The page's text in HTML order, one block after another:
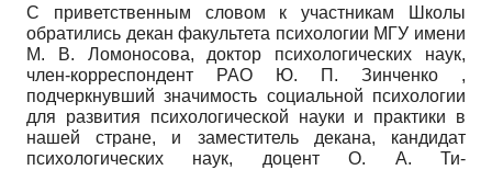
С приветственным словом к участникам Школы
обратились декан факультета психологии МГУ имени
М. В. Ломоносова, доктор психологических наук,
член-корреспондент РАО Ю. П. Зин­ченко ,
подчеркнувший значимость социальной психологии
для развития психологической науки и практики в
нашей стране, и заместитель декана, кандидат
психологических наук, доцент О. А. Ти-